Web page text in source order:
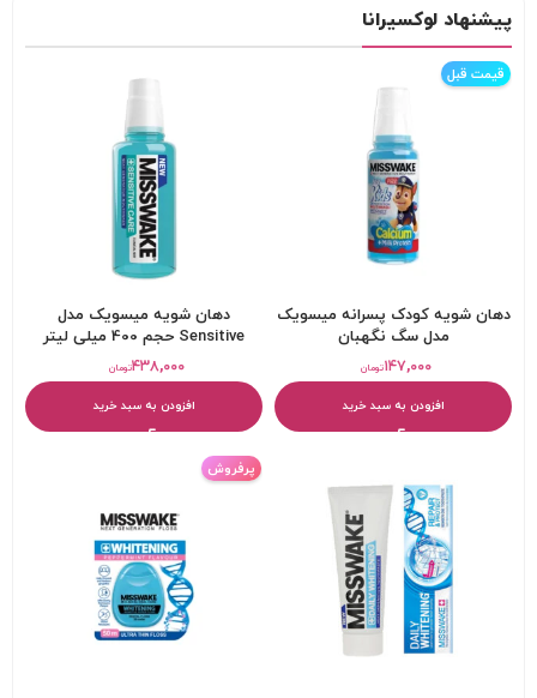
پیشنهاد لوکسیرانا
قیمت قبل
دهان شویه کودک پسرانه میسویک
مدل سگ نگهبان
تومان۱۴۷,۰۰۰
افزودن به سبد خرید
دهان شویه میسویک مدل
Sensitive حجم 400 میلی لیتر
تومان۴۳۸,۰۰۰
افزودن به سبد خرید
پرفروش